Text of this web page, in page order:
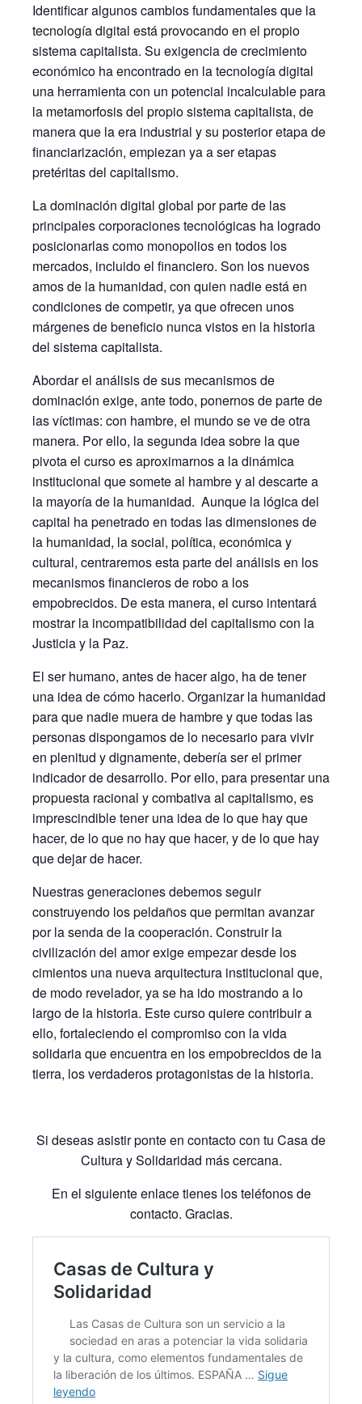
Identificar algunos cambios fundamentales que la
tecnología digital está provocando en el propio
sistema capitalista. Su exigencia de crecimiento
económico ha encontrado en la tecnología digital
una herramienta con un potencial incalculable para
la metamorfosis del propio sistema capitalista, de
manera que la era industrial y su posterior etapa de
financiarización, empiezan ya a ser etapas
pretéritas del capitalismo.
La dominación digital global por parte de las
principales corporaciones tecnológicas ha logrado
posicionarlas como monopolios en todos los
mercados, incluido el financiero. Son los nuevos
amos de la humanidad, con quien nadie está en
condiciones de competir, ya que ofrecen unos
márgenes de beneficio nunca vistos en la historia
del sistema capitalista.
Abordar el análisis de sus mecanismos de
dominación exige, ante todo, ponernos de parte de
las víctimas: con hambre, el mundo se ve de otra
manera. Por ello, la segunda idea sobre la que
pivota el curso es aproximarnos a la dinámica
institucional que somete al hambre y al descarte a
la mayoría de la humanidad. Aunque la lógica del
capital ha penetrado en todas las dimensiones de
la humanidad, la social, política, económica y
cultural, centraremos esta parte del análisis en los
mecanismos financieros de robo a los
empobrecidos. De esta manera, el curso intentará
mostrar la incompatibilidad del capitalismo con la
Justicia y la Paz.
El ser humano, antes de hacer algo, ha de tener
una idea de cómo hacerlo. Organizar la humanidad
para que nadie muera de hambre y que todas las
personas dispongamos de lo necesario para vivir
en plenitud y dignamente, debería ser el primer
indicador de desarrollo. Por ello, para presentar una
propuesta racional y combativa al capitalismo, es
imprescindible tener una idea de lo que hay que
hacer, de lo que no hay que hacer, y de lo que hay
que dejar de hacer.
Nuestras generaciones debemos seguir
construyendo los peldaños que permitan avanzar
por la senda de la cooperación. Construir la
civilización del amor exige empezar desde los
cimientos una nueva arquitectura institucional que,
de modo revelador, ya se ha ido mostrando a lo
largo de la historia. Este curso quiere contribuir a
ello, fortaleciendo el compromiso con la vida
solidaria que encuentra en los empobrecidos de la
tierra, los verdaderos protagonistas de la historia.
Si deseas asistir ponte en contacto con tu Casa de
Cultura y Solidaridad más cercana.
En el siguiente enlace tienes los teléfonos de
contacto. Gracias.